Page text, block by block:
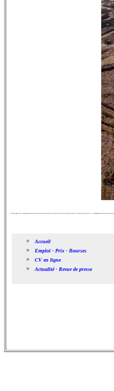
Accueil
Emploi - Prix - Bourses
CV en ligne
Actualité - Revue de presse